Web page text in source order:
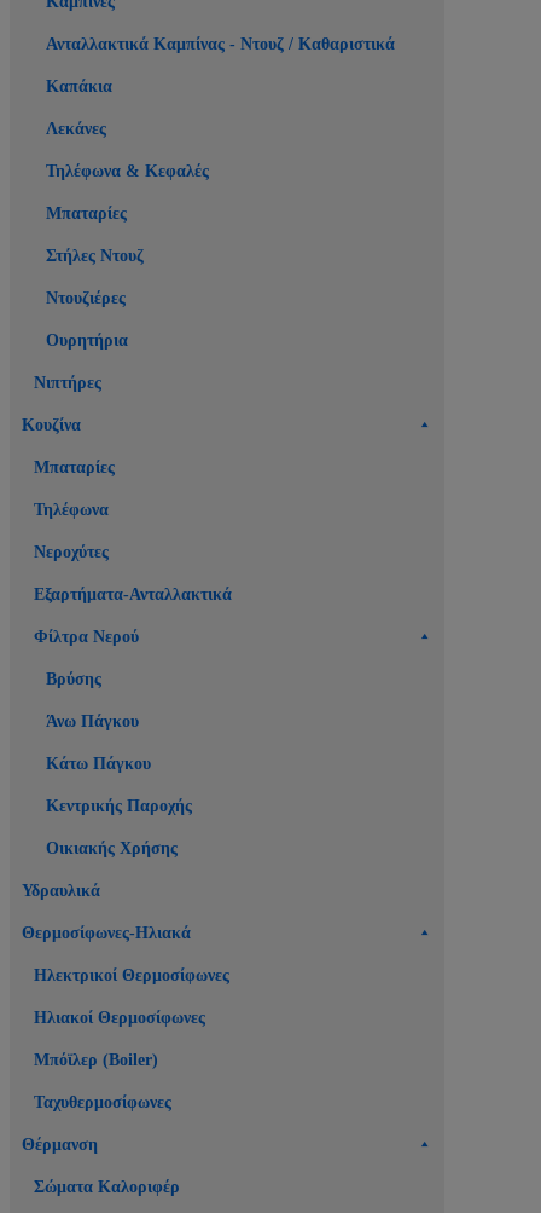
Ανταλλακτικά Καμπίνας - Ντουζ / Καθαριστικά
Καπάκια
Λεκάνες
Τηλέφωνα & Κεφαλές
Μπαταρίες
Στήλες Ντουζ
Ντουζιέρες
Ουρητήρια
Νιπτήρες
Κουζίνα
Μπαταρίες
Τηλέφωνα
Νεροχύτες
Εξαρτήματα-Ανταλλακτικά
Φίλτρα Νερού
Βρύσης
Άνω Πάγκου
Κάτω Πάγκου
Κεντρικής Παροχής
Οικιακής Χρήσης
Υδραυλικά
Θερμοσίφωνες-Ηλιακά
Ηλεκτρικοί Θερμοσίφωνες
Ηλιακοί Θερμοσίφωνες
Μπόϊλερ (Boiler)
Ταχυθερμοσίφωνες
Θέρμανση
Σώματα Καλοριφέρ